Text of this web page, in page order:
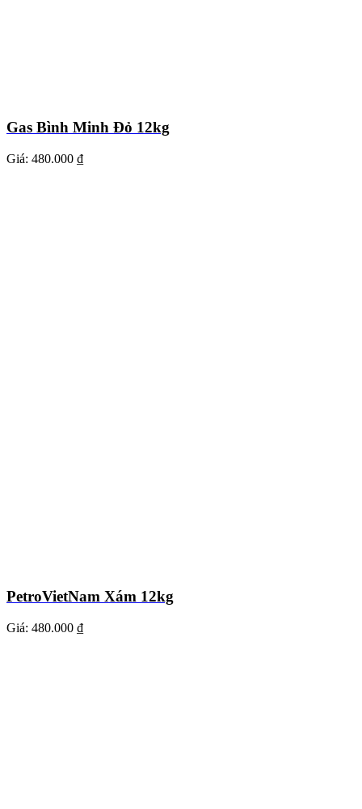
Gas Bình Minh Đỏ 12kg
Giá: 480.000 ₫
PetroVietNam Xám 12kg
Giá: 480.000 ₫